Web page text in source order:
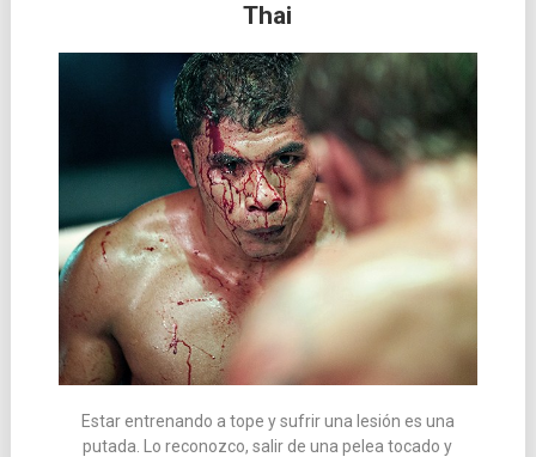
Thai
Estar entrenando a tope y sufrir una lesión es una
putada. Lo reconozco, salir de una pelea tocado y